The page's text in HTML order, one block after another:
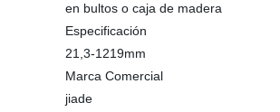
en bultos o caja de madera
Especificación
21,3-1219mm
Marca Comercial
jiade